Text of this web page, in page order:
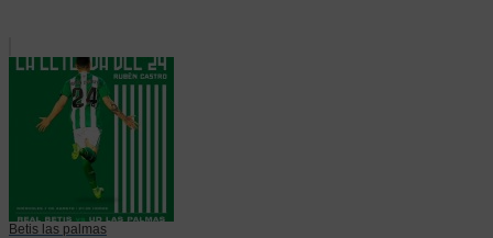
Betis las palmas